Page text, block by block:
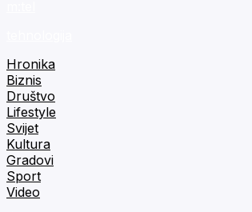
Hronika
Biznis
Društvo
Lifestyle
Svijet
Kultura
Gradovi
Sport
Video